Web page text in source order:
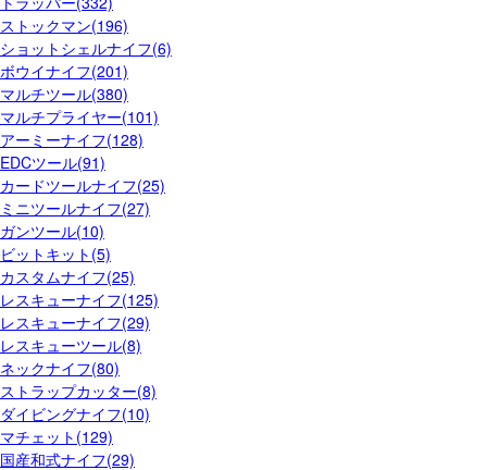
ストックマン(196)
ショットシェルナイフ(6)
ボウイナイフ(201)
マルチツール(380)
マルチプライヤー(101)
アーミーナイフ(128)
EDCツール(91)
カードツールナイフ(25)
ミニツールナイフ(27)
ガンツール(10)
ビットキット(5)
カスタムナイフ(25)
レスキューナイフ(125)
レスキューナイフ(29)
レスキューツール(8)
ネックナイフ(80)
ストラップカッター(8)
ダイビングナイフ(10)
マチェット(129)
国産和式ナイフ(29)